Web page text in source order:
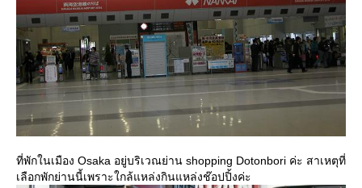
ที่พักในเมือง Osaka อยู่บริเวณย่าน shopping Dotonbori ค่ะ สาเหตุที่
เลือกพักย่านนี้เพราะใกล้แหล่งกินแหล่งช๊อปปิ้งค่ะ